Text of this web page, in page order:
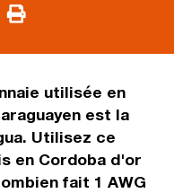
utilisée en
est la
Utilisez ce
en Cordoba d'or
fait 1 AWG